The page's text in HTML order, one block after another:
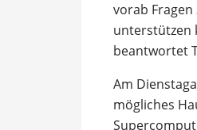
vorab
unterstützen
beantwortet
Am
mögliches